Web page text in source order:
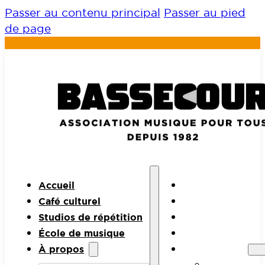
Passer au contenu principal Passer au pied
de page
Accueil
Café culturel
Studios de répétition
École de musique
À propos